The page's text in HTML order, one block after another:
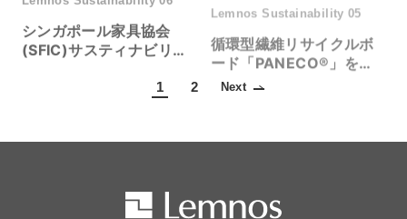
シンガポール家具協会
(SFIC)サスティナビリテ
ィビジネスモデル変革ミ
循環型繊維リサイクルボ
ード「PANECO®︎」を活
用した時計
1 2 Next